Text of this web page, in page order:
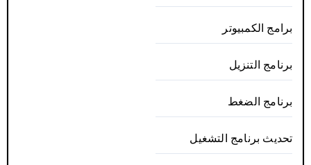
برامج الكمبيوتر
برنامج التنزيل
برنامج الضغط
تحديث برنامج التشغيل